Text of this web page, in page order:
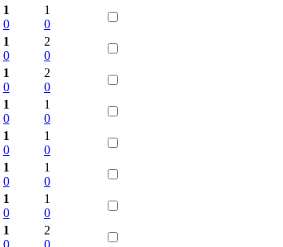
1
0
1
0
1
0
2
0
1
0
2
0
1
0
1
0
1
0
1
0
1
0
1
0
1
0
1
0
1
0
2
0